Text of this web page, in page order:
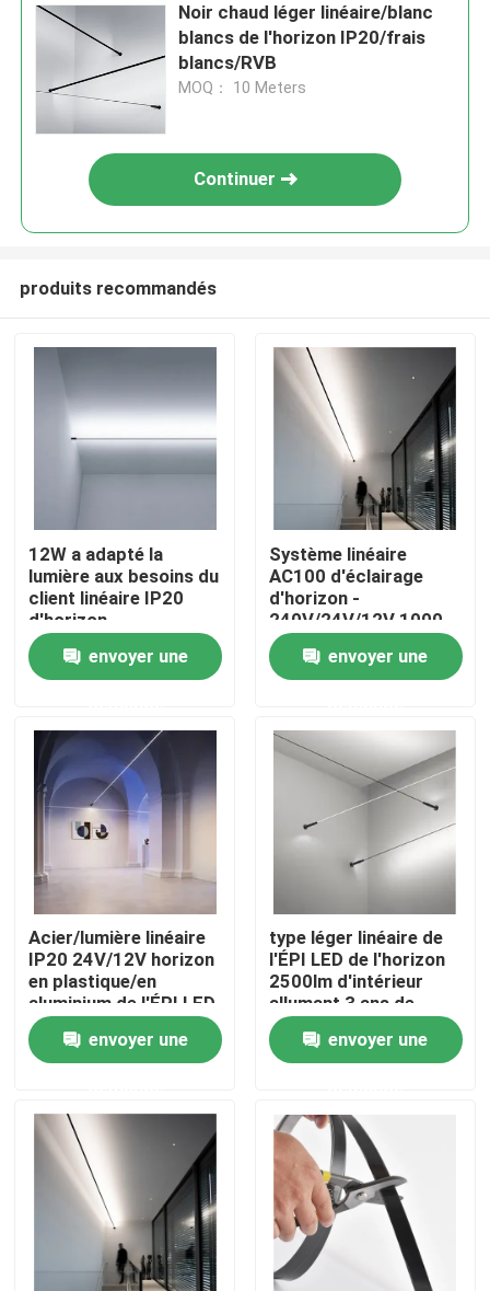
Aperçu
Vidéos
A propos de nous
Visite d'usine
Contrôle de la qualité
nouvelles
Demande de soumission
Lumière de bande au néon de LED
Noir chaud léger linéaire/blanc
blancs de l'horizon IP20/frais
blancs/RVB
MOQ： 10 Meters
Continuer
produits recommandés
12W a adapté la
lumière aux besoins du
client linéaire IP20
d'horizon
envoyer une
Système linéaire
AC100 d'éclairage
d'horizon -
240V/24V/12V 1000
heures de durée de vie
envoyer une
Acier/lumière linéaire
IP20 24V/12V horizon
en plastique/en
aluminium de l'ÉPI LED
envoyer une
type léger linéaire de
l'ÉPI LED de l'horizon
2500lm d'intérieur
allumant 3 ans de
garantie
envoyer une